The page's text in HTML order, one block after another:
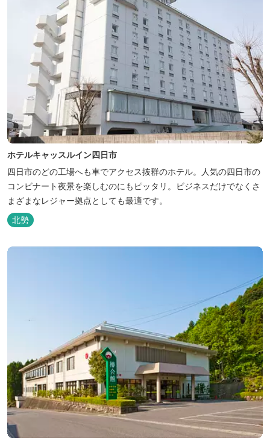
ホテルキャッスルイン四日市
四日市のどの工場へも車でアクセス抜群のホテル。人気の四日市の
コンビナート夜景を楽しむのにもピッタリ。ビジネスだけでなくさ
まざまなレジャー拠点としても最適です。
北勢